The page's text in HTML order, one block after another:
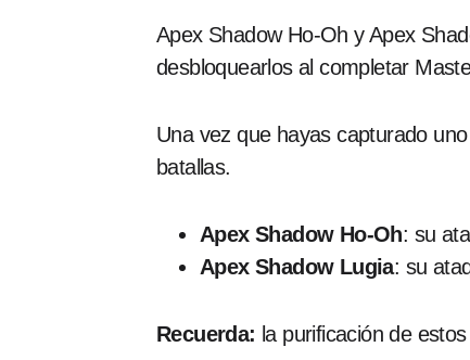
Apex Shadow Ho-Oh y Apex
desbloquearlos al completar
Una vez que hayas capturado
batallas.
Apex Shadow Ho-Oh: su
Apex Shadow Lugia: su
Recuerda: la purificación de